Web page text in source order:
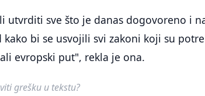
utvrditi sve što je danas dogovoreno i
bi se usvojili svi zakoni koji su
evropski put", rekla je ona.
grešku u tekstu?